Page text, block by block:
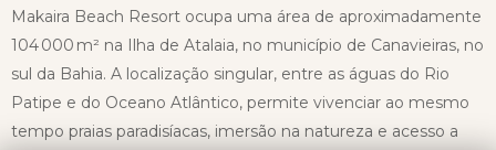
Makaira Beach Resort ocupa uma área de aproximadamente
104 000 m² na Ilha de Atalaia, no município de Canavieiras, no
sul da Bahia. A localização singular, entre as águas do Rio
Patipe e do Oceano Atlântico, permite vivenciar ao mesmo
tempo praias paradisíacas, imersão na natureza e acesso a